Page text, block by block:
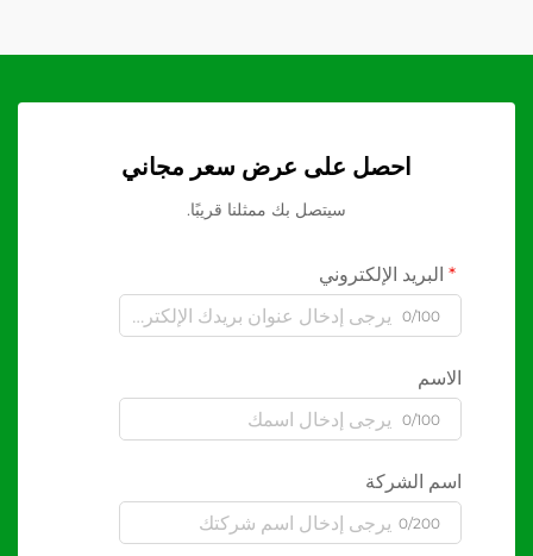
احصل على عرض سعر مجاني
سيتصل بك ممثلنا قريبًا.
البريد الإلكتروني
0/100
الاسم
0/100
اسم الشركة
0/200